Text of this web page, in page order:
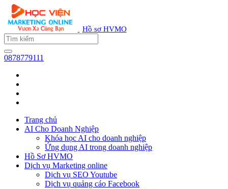
Hồ sơ HVMO
0878779111
Trang chủ
AI Cho Doanh Nghiệp
Khóa học AI cho doanh nghiệp
Ứng dụng AI trong doanh nghiệp
Hồ Sơ HVMO
Dịch vụ Marketing online
Dịch vụ SEO Youtube
Dịch vụ quảng cáo Facebook